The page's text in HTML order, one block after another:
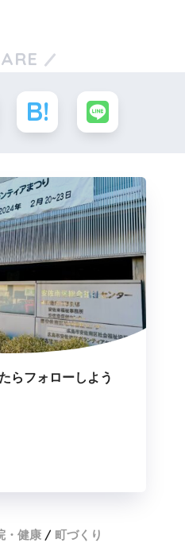
らフォローしよう
・健康 町づくり